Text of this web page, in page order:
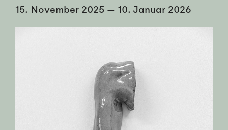
15. November 2025 — 10. Januar 2026